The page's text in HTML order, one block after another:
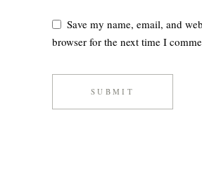
Save my name, email, and
browser for the next time I
SUBMIT